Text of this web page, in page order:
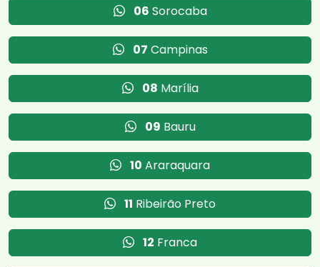
06 Sorocaba
07 Campinas
08 Marília
09 Bauru
10 Araraquara
11 Ribeirão Preto
12 Franca